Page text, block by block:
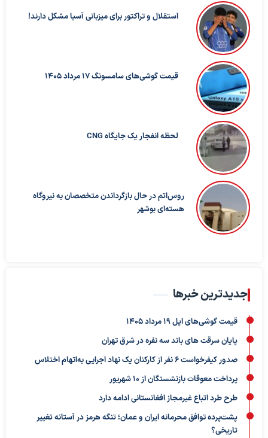
استقلال و تراکتور برای میزبانی آسیا مشکل دارند!
قیمت گوشی‌های سامسونگ 17 مرداد 1405
لحظه انفجار یک جایگاه CNG
روس‌اتم در حال بازگرداندن متخصصان به نیروگاه
هسته‌ای بوشهر
جدیدترین خبرها
قیمت گوشی‌های اپل 19 مرداد 1405
پایان سرقت های باند سه نفره در شرق تهران
صدور کیفرخواست ۶ نفر از کارکنان یک‌ نهاد‌ اجرایی به‌اتهام اختلاس
پرداخت معوقات بازنشستگان از ۱۰ شهریور
طرح طرد اتباع غیرمجاز افغانستانی ادامه دارد
پشت‌پرده توافق محرمانه ایران و عمان؛ تنگه هرمز در آستانه تغییر
تاریخی؟